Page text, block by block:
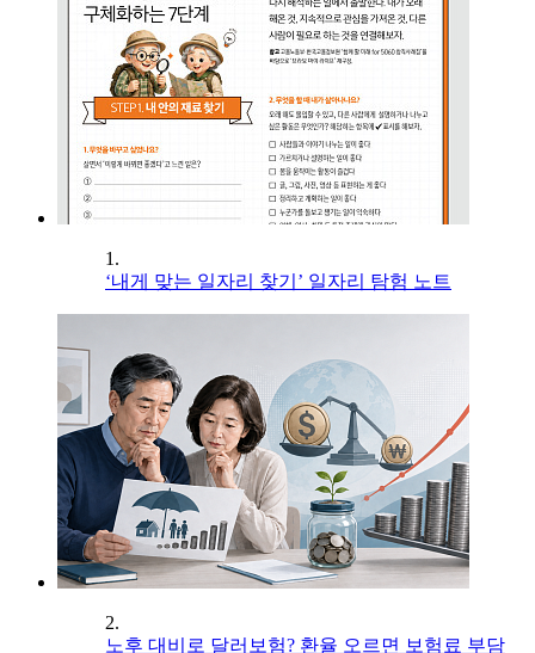
1.
‘내게 맞는 일자리 찾기’ 일자리 탐험 노트
2.
노후 대비로 달러보험? 환율 오르면 보험료 부담